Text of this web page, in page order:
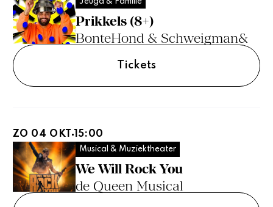
Prikkels (8+)
BonteHond & Schweigman&
Tickets
We Will Rock You
de Queen Musical
Musical & Muziektheater
ZO 04 OKT 15:00